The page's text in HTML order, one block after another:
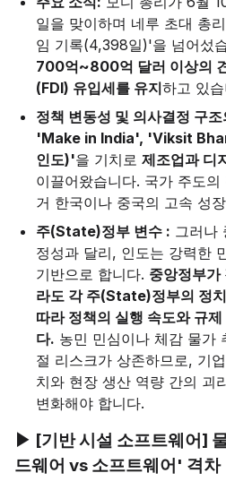
일을 맞이하며 네루 초대 총
임 기록(4,398일)'을 넘어섰
700억~800억 달러 이상의
(FDI) 유입세를 유지하고 있
정책 변동성 및 의사결정 구
'Make in India', 'Viksit
인도)'을 기치로 제조업과 디
이끌어왔습니다. 국가 주도
거 한국이나 중국의 고속 성
주(State)정부 변수 : 그러나
정성과 달리, 인도는 강력한
기반으로 합니다. 중앙정부가
라도 각 주(State)정부의 정
따라 정책의 실행 속도와 규
다. 농민 민심이나 체감 물가
절 리스크가 상존하므로, 기
치와 현장 생산 역량 간의 괴
변화해야 합니다.
▶ [기반 시설 소프트웨어]
드웨어 vs 소프트웨어' 격차